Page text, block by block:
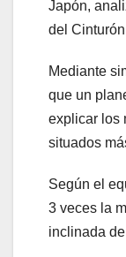
Japón,
del
Mediante
que un
explicar los
situados
Según el
3 veces la
inclinada